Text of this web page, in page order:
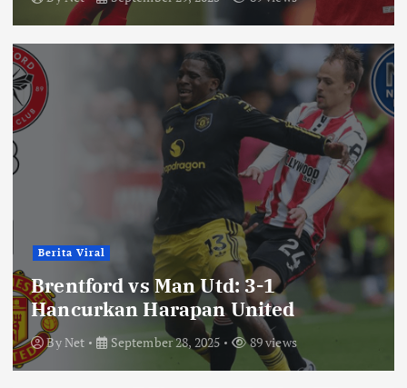
Berita Viral
Brentford vs Man Utd: 3-1
Hancurkan Harapan United
ByNet September 28, 2025 89 views